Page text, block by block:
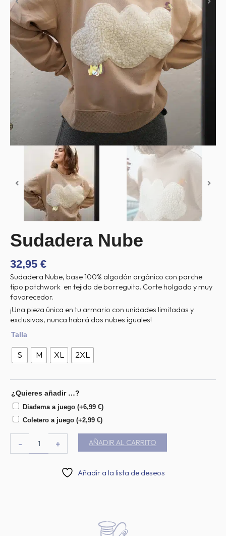
Sudadera Nube
32,95 €
Sudadera Nube, base 100% algodón orgánico con parche
tipo patchwork en tejido de borreguito. Corte holgado y muy
favorecedor.
¡Una pieza única en tu armario con unidades limitadas y
exclusivas, nunca habrá dos nubes iguales!
Talla
S M XL 2XL
¿Quieres añadir …?
Diadema a juego (+6,99 €)
Coletero a juego (+2,99 €)
-
Sudadera
cantidad
+ AÑADIR AL CARRITO
Añadir a la lista de deseos